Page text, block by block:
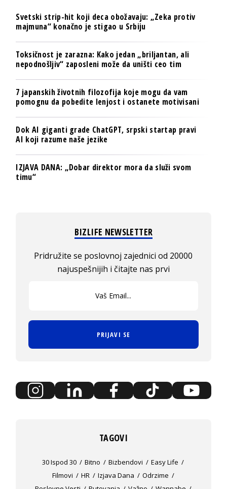
Svetski strip-hit koji deca obožavaju: „Zeka protiv
majmuna“ konačno je stigao u Srbiju
Toksičnost je zarazna: Kako jedan „briljantan, ali
nepodnošljiv“ zaposleni može da uništi ceo tim
7 japanskih životnih filozofija koje mogu da vam
pomognu da pobedite lenjost i ostanete motivisani
Dok AI giganti grade ChatGPT, srpski startap pravi
AI koji razume naše jezike
IZJAVA DANA: „Dobar direktor mora da služi svom
timu“
BIZLIFE NEWSLETTER
Pridružite se poslovnoj zajednici od 20000
najuspešnijih i čitajte nas prvi
PRIJAVI SE
TAGOVI
30 Ispod 30 Bitno Bizbendovi
Easy Life
Filmovi
HR Izjava Dana
Odrzime